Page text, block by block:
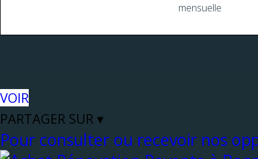
mensuelle
VOIR
PARTAGER SUR ▾
Pour consulter ou recevoir nos